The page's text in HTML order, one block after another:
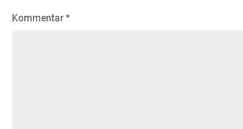
Kommentar *